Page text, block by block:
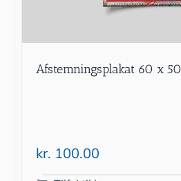
Afstemningsplakat 60 x 50
kr. 100.00